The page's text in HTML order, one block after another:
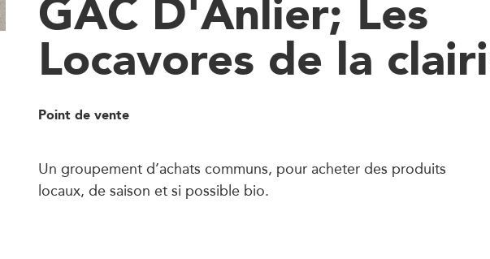
Locavores de la
Point de vente
Un groupement d’achats communs, pour acheter des produits
locaux, de saison et si possible bio.